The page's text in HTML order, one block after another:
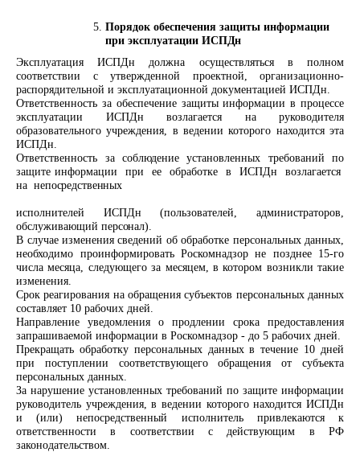
Порядок обеспечения защиты информации
при эксплуатации ИСПДн
Эксплуатация ИСПДн должна осуществляться в полном
соответствии с утвержденной проектной, организационно-
распорядительной и эксплуатационной документацией ИСПДн.
Ответственность за обеспечение защиты информации в процессе
эксплуатации ИСПДн возлагается на руководителя
образовательного учреждения, в ведении которого находится эта
ИСПДн.
Ответственность за соблюдение установленных требований по
защите информации при ее обработке в ИСПДн возлагается
нанепосредственных
исполнителей ИСПДн (пользователей, администраторов,
обслуживающийперсонал).
В случае изменения сведений об обработке персональных данных,
необходимо проинформировать Роскомнадзор не позднее 15-го
числа месяца, следующего за месяцем, в котором возникли такие
изменения.
Срок реагирования на обращения субъектов персональных данных
составляет 10 рабочих дней.
Направление уведомления о продлении срока предоставления
запрашиваемой информации в Роскомнадзор - до 5 рабочих дней.
Прекращать обработку персональных данных в течение 10 дней
при поступлении соответствующего обращения от субъекта
персональных данных.
За нарушение установленных требований по защите информации
руководитель учреждения, в ведении которого находится ИСПДн
и (или) непосредственный исполнитель привлекаются к
ответственности в соответствии с действующим в РФ
законодательством.